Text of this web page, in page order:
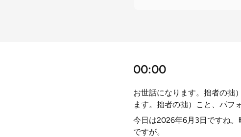
00:00
お世話になります。拙者の拙
ます。拙者の拙）こと、パフ
今日は2026年6月3日ですね
ですが。